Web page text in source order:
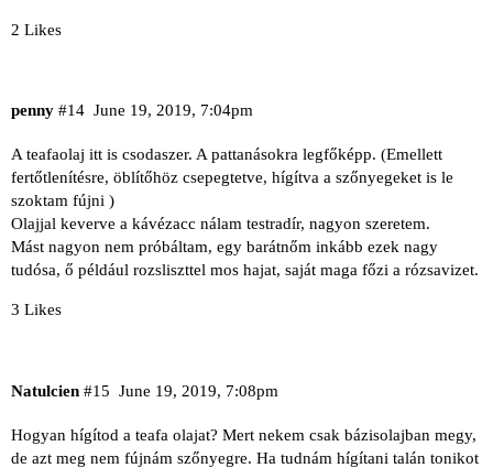
2 Likes
penny June 19, 2019, 7:04pm
#14
A teafaolaj itt is csodaszer. A pattanásokra legfőképp. (Emellett
fertőtlenítésre, öblítőhöz csepegtetve, hígítva a szőnyegeket is le
szoktam fújni )
Olajjal keverve a kávézacc nálam testradír, nagyon szeretem.
Mást nagyon nem próbáltam, egy barátnőm inkább ezek nagy
tudósa, ő például rozsliszttel mos hajat, saját maga főzi a rózsavizet.
3 Likes
Natulcien June 19, 2019, 7:08pm
#15
Hogyan hígítod a teafa olajat? Mert nekem csak bázisolajban megy,
de azt meg nem fújnám szőnyegre. Ha tudnám hígítani talán tonikot